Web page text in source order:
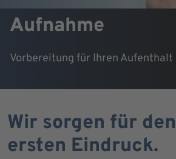
Aufnahme
Vorbereitung für Ihren Aufenthalt
Wir sorgen für
ersten Eindruck.